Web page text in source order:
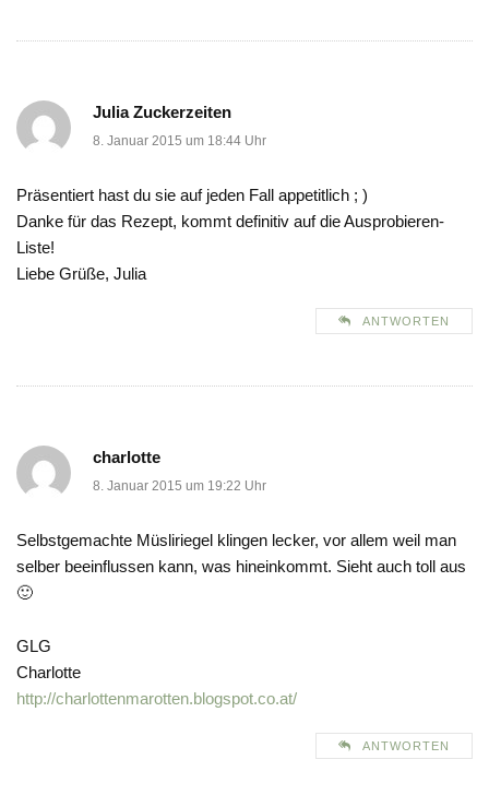
Julia Zuckerzeiten
8. Januar 2015 um 18:44 Uhr
Präsentiert hast du sie auf jeden Fall appetitlich ; )
Danke für das Rezept, kommt definitiv auf die Ausprobieren-
Liste!
Liebe Grüße, Julia
ANTWORTEN
charlotte
8. Januar 2015 um 19:22 Uhr
Selbstgemachte Müsliriegel klingen lecker, vor allem weil man
selber beeinflussen kann, was hineinkommt. Sieht auch toll aus
🙂
GLG
Charlotte
http://charlottenmarotten.blogspot.co.at/
ANTWORTEN